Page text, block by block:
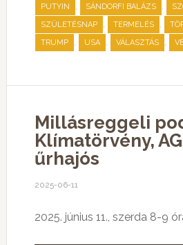
PUTYIN , SÁNDORFI BALÁZS ,
SZÜLETÉSNAP , TERMELÉS ,
TRUMP , USA , VÁLASZTÁS ,
Millásreggeli
Klímatörvény,
űrhajós
2025-06-11
2025. június 11., szerda 8-9